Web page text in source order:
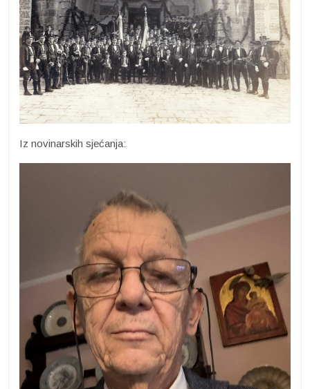
Iz novinarskih sjećanja: